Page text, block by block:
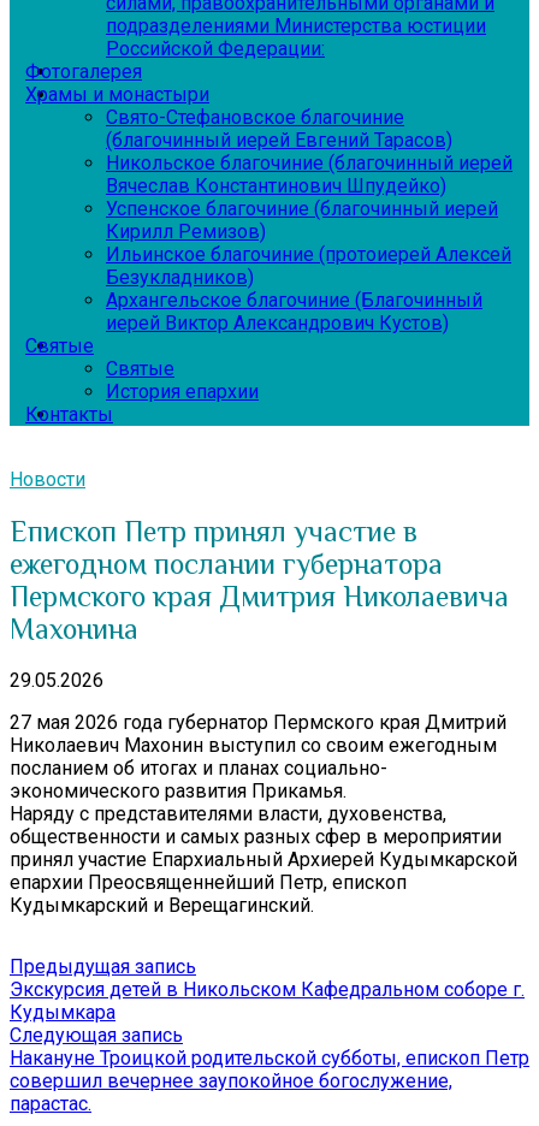
подразделениями Министерства юстиции
Российской Федерации:
Фотогалерея
Храмы и монастыри
Свято-Стефановское благочиние
(благочинный иерей Евгений Тарасов)
Никольское благочиние (благочинный иерей
Вячеслав Константинович Шпудейко)
Успенское благочиние (благочинный иерей
Кирилл Ремизов)
Ильинское благочиние (протоиерей Алексей
Безукладников)
Архангельское благочиние (Благочинный
иерей Виктор Александрович Кустов)
Святые
Святые
История епархии
Контакты
Новости
Епископ Петр принял участие в
ежегодном послании губернатора
Пермского края Дмитрия Николаевича
Махонина
29.05.2026
27 мая 2026 года губернатор Пермского края Дмитрий
Николаевич Махонин выступил со своим ежегодным
посланием об итогах и планах социально-
экономического развития Прикамья.
Наряду с представителями власти, духовенства,
общественности и самых разных сфер в мероприятии
принял участие Епархиальный Архиерей Кудымкарской
епархии Преосвященнейший Петр, епископ
Кудымкарский и Верещагинский.
Навигация
по
записям
Предыдущая запись
запись:
Экскурсия детей в Никольском Кафедральном соборе г.
Кудымкара
Следующая запись
запись:
Накануне Троицкой родительской субботы, епископ Петр
совершил вечернее заупокойное богослужение,
парастас.